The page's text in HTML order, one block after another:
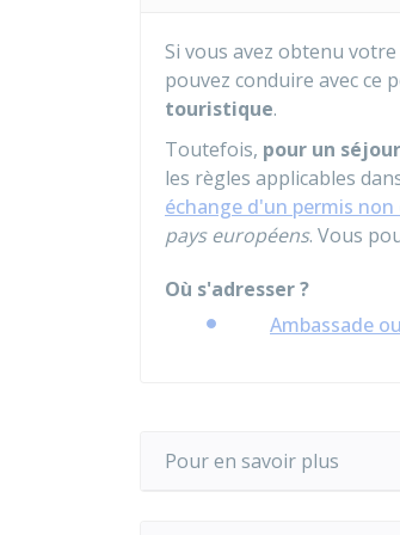
Si vous avez obtenu votre
pouvez conduire avec ce
touristique.
Toutefois, pour un
les règles applicables
échange d'un permis non
pays européens. Vous
Où s'adresser ?
Ambassade
Pour en savoir plus